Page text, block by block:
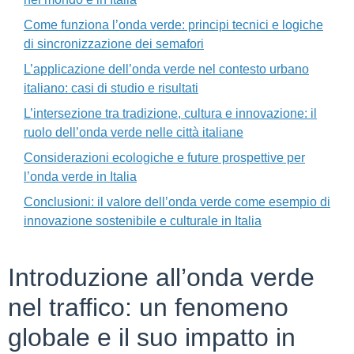
Come funziona l’onda verde: principi tecnici e logiche
di sincronizzazione dei semafori
L’applicazione dell’onda verde nel contesto urbano
italiano: casi di studio e risultati
L’intersezione tra tradizione, cultura e innovazione: il
ruolo dell’onda verde nelle città italiane
Considerazioni ecologiche e future prospettive per
l’onda verde in Italia
Conclusioni: il valore dell’onda verde come esempio di
innovazione sostenibile e culturale in Italia
Introduzione all’onda verde
nel traffico: un fenomeno
globale e il suo impatto in